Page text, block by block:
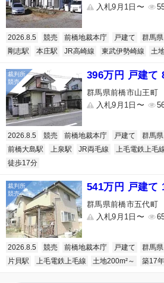
入札9月1日〜
2026.8.5 競売 前橋地裁本庁 戸建て 群馬県
剛志駅
本庄駅 JR高崎線 東武伊勢崎線 土
396万円 戸建て
群馬県前橋市山王町
入札9月1日〜
2026.8.5 競売 前橋地裁本庁 戸建て 群馬県
前橋大島駅
上泉駅 JR両毛線 上毛電鉄上毛
徒歩17分
541万円 戸建て
群馬県前橋市五代町
入札9月1日〜
2026.8.5 競売 前橋地裁本庁 戸建て 群馬県
片貝駅
上毛電鉄上毛線 土地200m²～ 築17年